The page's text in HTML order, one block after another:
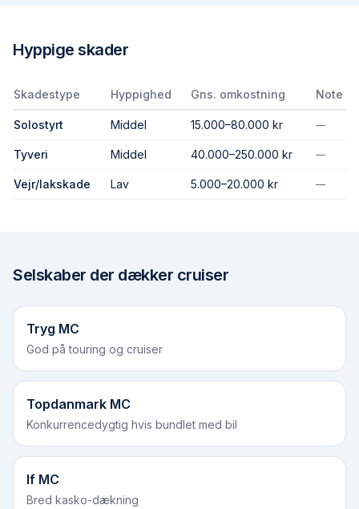
Hyppige skader
Skadestype Hyppighed Gns. omkostning Note
Solo­styrt Middel 15.000–80.000 kr —
Tyveri Middel 40.000–250.000 kr —
Vejr/lak­skade Lav 5.000–20.000 kr —
Selskaber der dækker cruiser
Tryg MC
God på touring og cruiser
Topdanmark MC
Konkurrencedygtig hvis bundlet med bil
If MC
Bred kasko-dækning